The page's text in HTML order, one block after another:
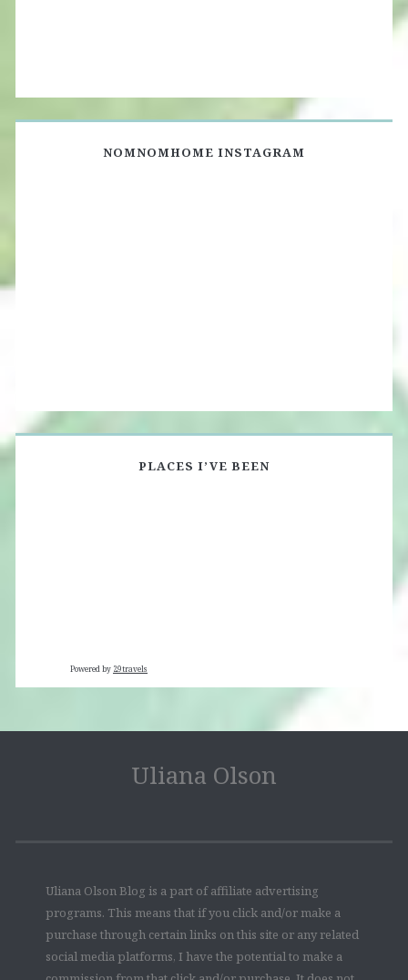
NOMNOMHOME INSTAGRAM
PLACES I’VE BEEN
Powered by 29travels
Uliana Olson
Uliana Olson Blog is a part of affiliate advertising
programs. This means that if you click and/or make a
purchase through certain links on this site or any related
social media platforms, I have the potential to make a